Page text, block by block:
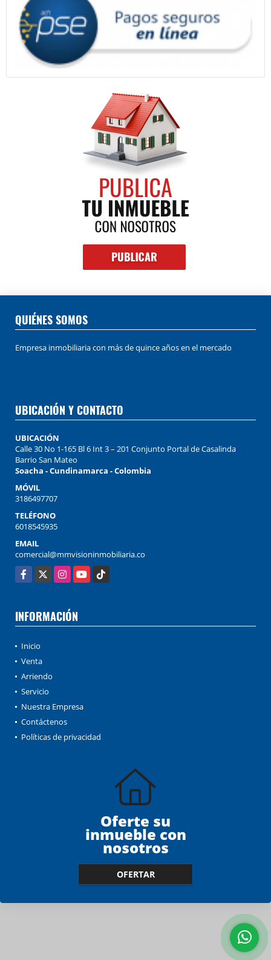
QUIÉNES SOMOS
Empresa inmobiliaria con más de quince años en el mercado
UBICACIÓN Y CONTACTO
UBICACIÓN
Calle 30 No 1-165 Bl 6 Int 3 – 201 Conjunto Portal de Casalinda
Barrio San Mateo
Soacha - Cundinamarca - Colombia
MÓVIL
3186497707
TELÉFONO
6018545935
EMAIL
comercial@mmvisioninmobiliaria.co
Facebook
X InstagramYouTubeTikTok
INFORMACIÓN
Inicio
Venta
Arriendo
Servicio
Nuestra Empresa
Contáctenos
Políticas de privacidad
Oferte su
inmueble con
nosotros
OFERTAR